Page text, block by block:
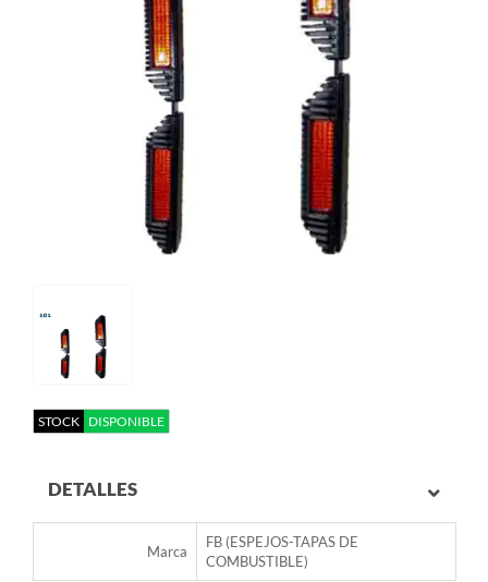
STOCK DISPONIBLE
DETALLES
Marca
FB (ESPEJOS-TAPAS DE
COMBUSTIBLE)